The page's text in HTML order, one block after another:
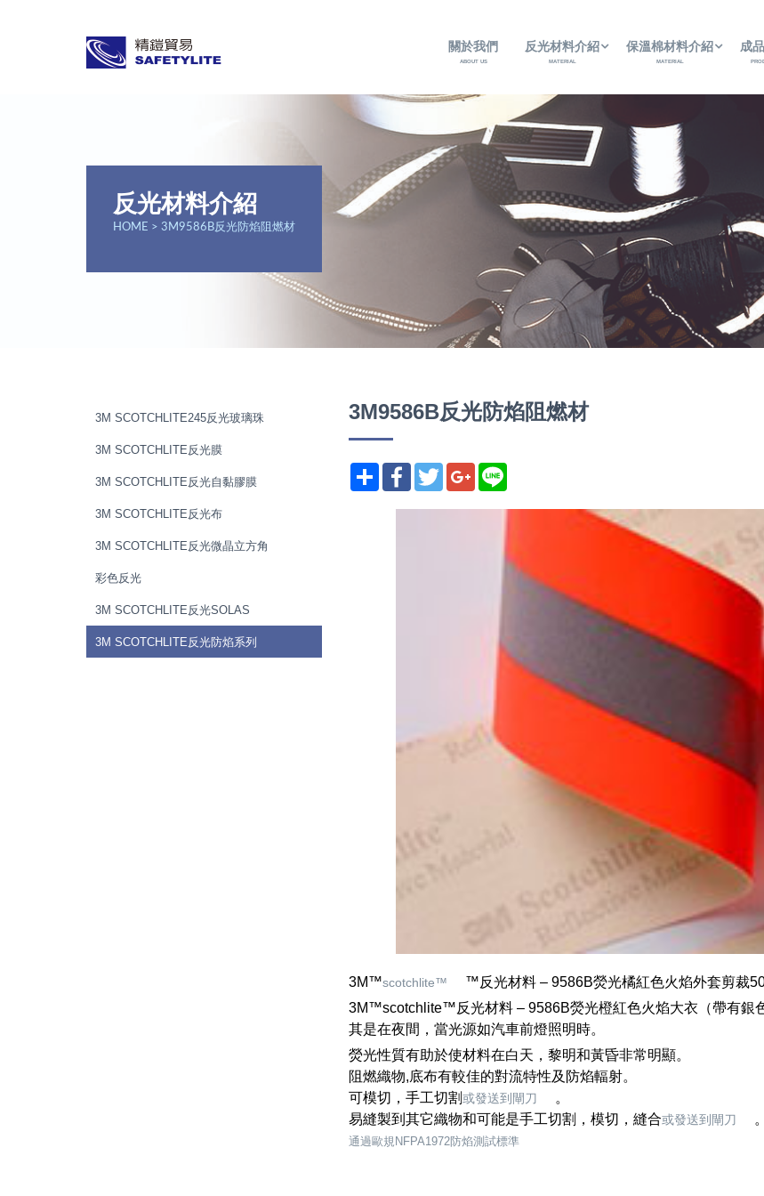
關於我們
ABOUT US
反光材料介紹
MATERIAL
保溫棉材料介紹
MATERIAL
成
反光材料介紹
HOME > 3M9586B反光防焰阻燃材
3M SCOTCHLITE245反光玻璃珠
3M SCOTCHLITE反光膜
3M SCOTCHLITE反光自黏膠膜
3M SCOTCHLITE反光布
3M SCOTCHLITE反光微晶立方角
彩色反光
3M SCOTCHLITE反光SOLAS
3M SCOTCHLITE反光防焰系列
3M9586B反光防焰阻燃材
分享 FacebookTwitterGoogle+
3M™scotchlite™
™反光材料 – 9586B熒光橘紅色火焰外套剪裁
3M™scotchlite™反光材料 – 9586B熒光橙紅色火焰大衣（帶有銀
其是在夜間，當光源如汽車前燈照明時。
熒光性質有助於使材料在白天，黎明和黃昏非常明顯。
阻燃織物,底布有較佳的對流特性及防焰輻射。
可模切，手工切割或發送到閘刀
。
易縫製到其它織物和可能是手工切割，模切，縫合或發送到閘刀 。
通過歐規NFPA1972防焰測試標準